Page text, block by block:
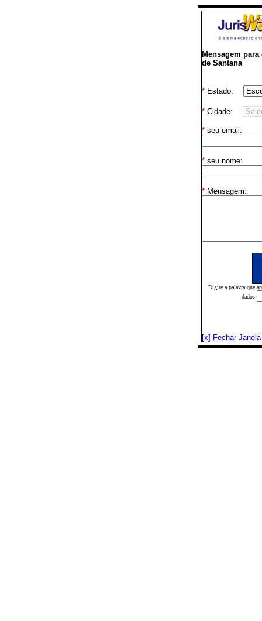
Mensagem
de Santana
*Estado:
*Cidade:
*seu email:
*seu nome:
*Mensagem:
Digite a palavra que
dados
[x] Fechar Janela